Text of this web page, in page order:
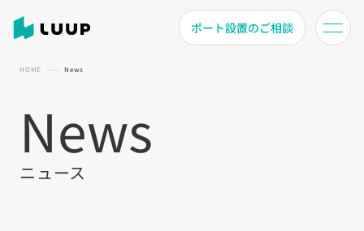
ポート設置のご相談
HOME News
News
ニュース